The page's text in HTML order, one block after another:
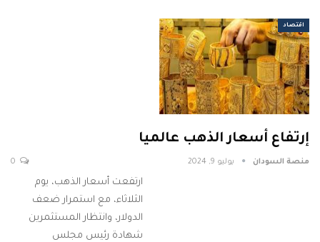
اقتصاد
إرتفاع أسعار الذهب عالميا
منصة السودان يوليو 9, 2024
ارتفعت أسعار الذهب، يوم
الثلاثاء، مع استمرار ضعف
الدولار، وانتظار المستثمرين
شهادة رئيس مجلس